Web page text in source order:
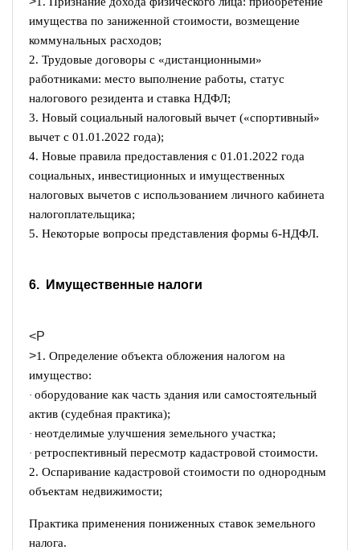
имущества по заниженной стоимости, возмещение
коммунальных расходов;
2. Трудовые договоры с «дистанционными»
работниками: место выполнение работы, статус
налогового резидента и ставка НДФЛ;
3. Новый социальный налоговый вычет («спортивный»
вычет с 01.01.2022 года);
4. Новые правила предоставления с 01.01.2022 года
социальных, инвестиционных и имущественных
налоговых вычетов с использованием личного кабинета
налогоплательщика;
5. Некоторые вопросы представления формы 6-НДФЛ.
6. Имущественные налоги
<P
>1. Определение объекта обложения налогом на
имущество:
· оборудование как часть здания или самостоятельный
актив (судебная практика);
· неотделимые улучшения земельного участка;
· ретроспективный пересмотр кадастровой стоимости.
2. Оспаривание кадастровой стоимости по однородным
объектам недвижимости;
Практика применения пониженных ставок земельного
налога.